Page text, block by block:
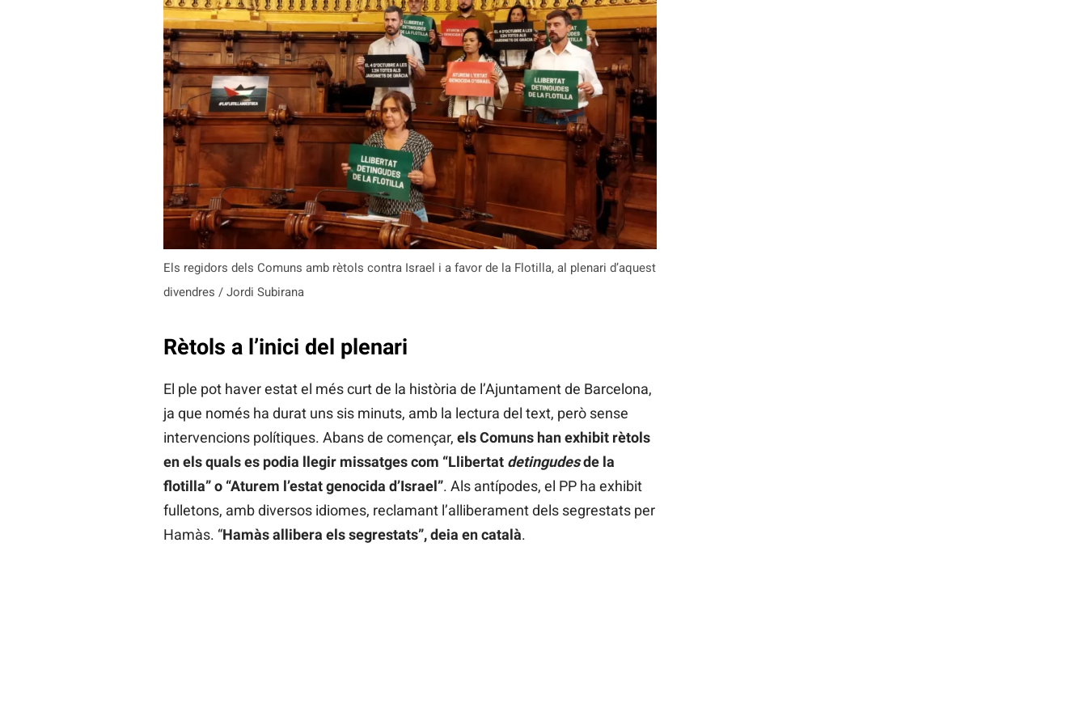
Els regidors dels Comuns amb rètols contra Israel i a favor de la Flotilla, al plenari d’aquest
divendres / Jordi Subirana
Rètols a l’inici del plenari
El ple pot haver estat el més curt de la història de l’Ajuntament de Barcelona,
ja que només ha durat uns sis minuts, amb la lectura del text, però sense
intervencions polítiques. Abans de començar, els Comuns han exhibit rètols
en els quals es podia llegir missatges com “Llibertat detingudesde la
flotilla” o “Aturem l’estat genocida d’Israel”. Als antípodes, el PP ha exhibit
fulletons, amb diversos idiomes, reclamant l’alliberament dels segrestats per
Hamàs. “Hamàs allibera els segrestats”, deia en català.